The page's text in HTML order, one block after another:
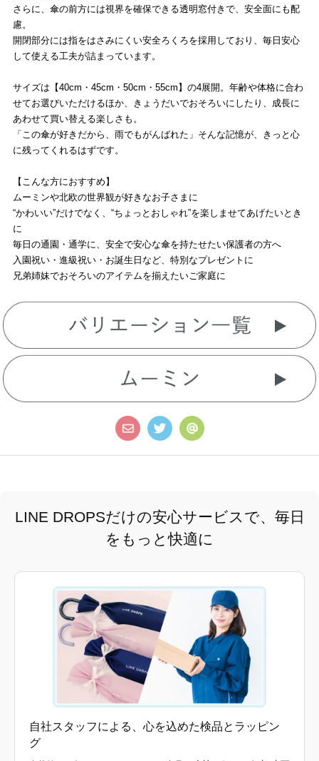
さらに、傘の前方には視界を確保できる透明窓付きで、安全面にも配
慮。
開閉部分には指をはさみにくい安全ろくろを採用しており、毎日安心
して使える工夫が詰まっています。
サイズは【40cm・45cm・50cm・55cm】の4展開。年齢や体格に合わ
せてお選びいただけるほか、きょうだいでおそろいにしたり、成長に
あわせて買い替える楽しさも。
「この傘が好きだから、雨でもがんばれた」そんな記憶が、きっと心
に残ってくれるはずです。
【こんな方におすすめ】
ムーミンや北欧の世界観が好きなお子さまに
“かわいい”だけでなく、“ちょっとおしゃれ”を楽しませてあげたいとき
に
毎日の通園・通学に、安全で安心な傘を持たせたい保護者の方へ
入園祝い・進級祝い・お誕生日など、特別なプレゼントに
兄弟姉妹でおそろいのアイテムを揃えたいご家庭に
LINE DROPSだけの安心サービスで、毎日
をもっと快適に
自社スタッフによる、心を込めた検品とラッピン
グ